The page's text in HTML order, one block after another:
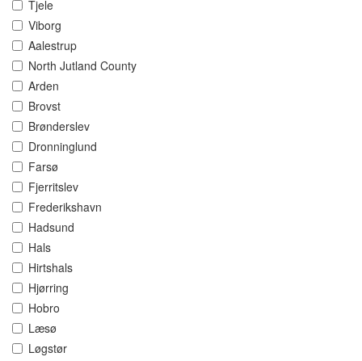
Tjele
Viborg
Aalestrup
North Jutland County
Arden
Brovst
Brønderslev
Dronninglund
Farsø
Fjerritslev
Frederikshavn
Hadsund
Hals
Hirtshals
Hjørring
Hobro
Læsø
Løgstør